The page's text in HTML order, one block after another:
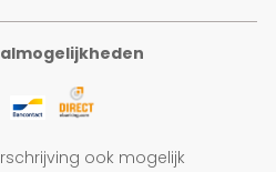
ook mogelijk